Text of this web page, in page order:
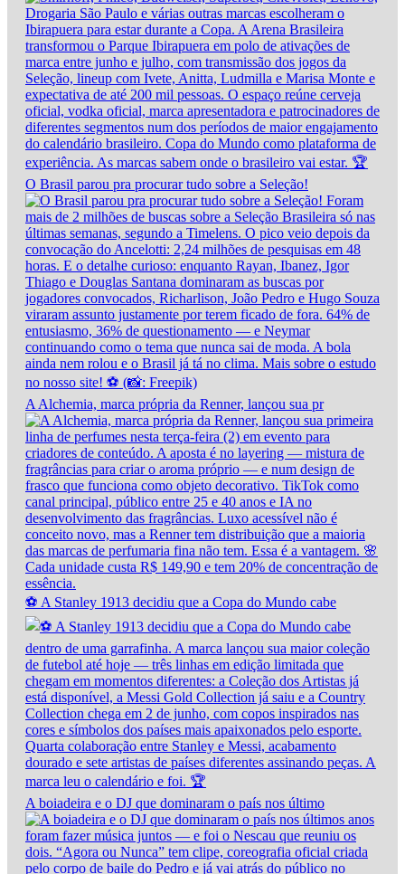
O Brasil parou pra procurar tudo sobre a Seleção!
A Alchemia, marca própria da Renner, lançou sua pr
⚽ A Stanley 1913 decidiu que a Copa do Mundo cabe
A boiadeira e o DJ que dominaram o país nos último